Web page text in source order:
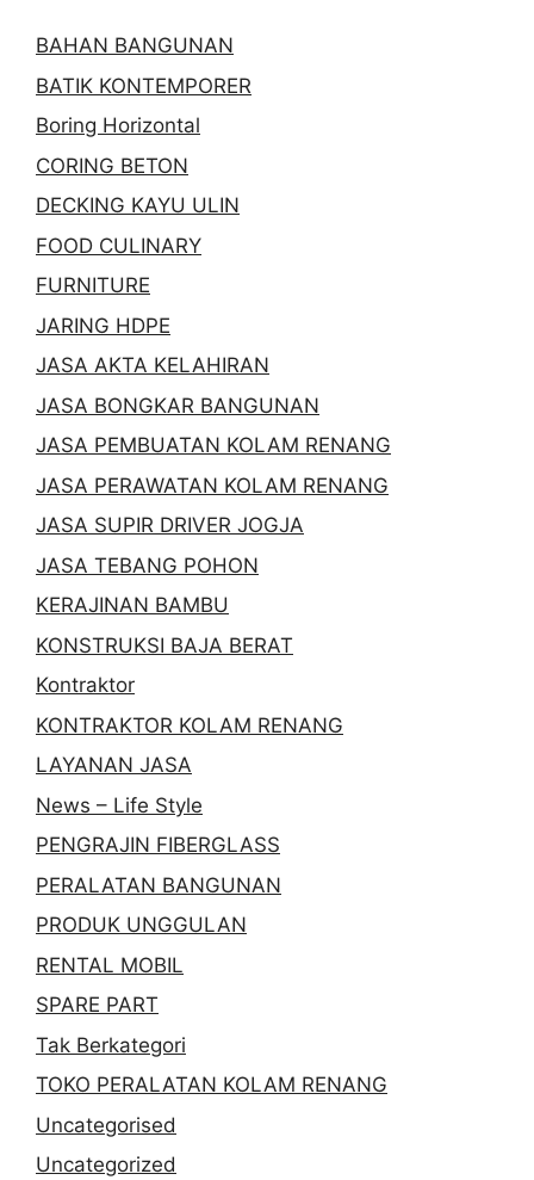
BAHAN BANGUNAN
BATIK KONTEMPORER
Boring Horizontal
CORING BETON
DECKING KAYU ULIN
FOOD CULINARY
FURNITURE
JARING HDPE
JASA AKTA KELAHIRAN
JASA BONGKAR BANGUNAN
JASA PEMBUATAN KOLAM RENANG
JASA PERAWATAN KOLAM RENANG
JASA SUPIR DRIVER JOGJA
JASA TEBANG POHON
KERAJINAN BAMBU
KONSTRUKSI BAJA BERAT
Kontraktor
KONTRAKTOR KOLAM RENANG
LAYANAN JASA
News – Life Style
PENGRAJIN FIBERGLASS
PERALATAN BANGUNAN
PRODUK UNGGULAN
RENTAL MOBIL
SPARE PART
Tak Berkategori
TOKO PERALATAN KOLAM RENANG
Uncategorised
Uncategorized